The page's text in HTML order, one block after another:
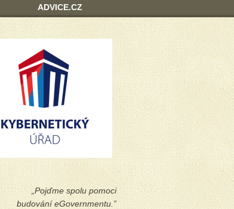
„Pojďme spolu pomoci
budování eGovernmentu.”
ADVICE.CZ